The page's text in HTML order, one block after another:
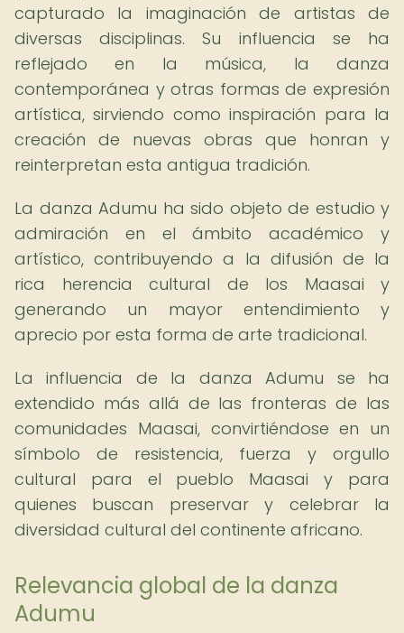
capturado la imaginación de artistas de
diversas disciplinas. Su influencia se ha
reflejado en la música, la danza
contemporánea y otras formas de expresión
artística, sirviendo como inspiración para la
creación de nuevas obras que honran y
reinterpretan esta antigua tradición.
La danza Adumu ha sido objeto de estudio y
admiración en el ámbito académico y
artístico, contribuyendo a la difusión de la
rica herencia cultural de los Maasai y
generando un mayor entendimiento y
aprecio por esta forma de arte tradicional.
La influencia de la danza Adumu se ha
extendido más allá de las fronteras de las
comunidades Maasai, convirtiéndose en un
símbolo de resistencia, fuerza y orgullo
cultural para el pueblo Maasai y para
quienes buscan preservar y celebrar la
diversidad cultural del continente africano.
Relevancia global de la danza
Adumu